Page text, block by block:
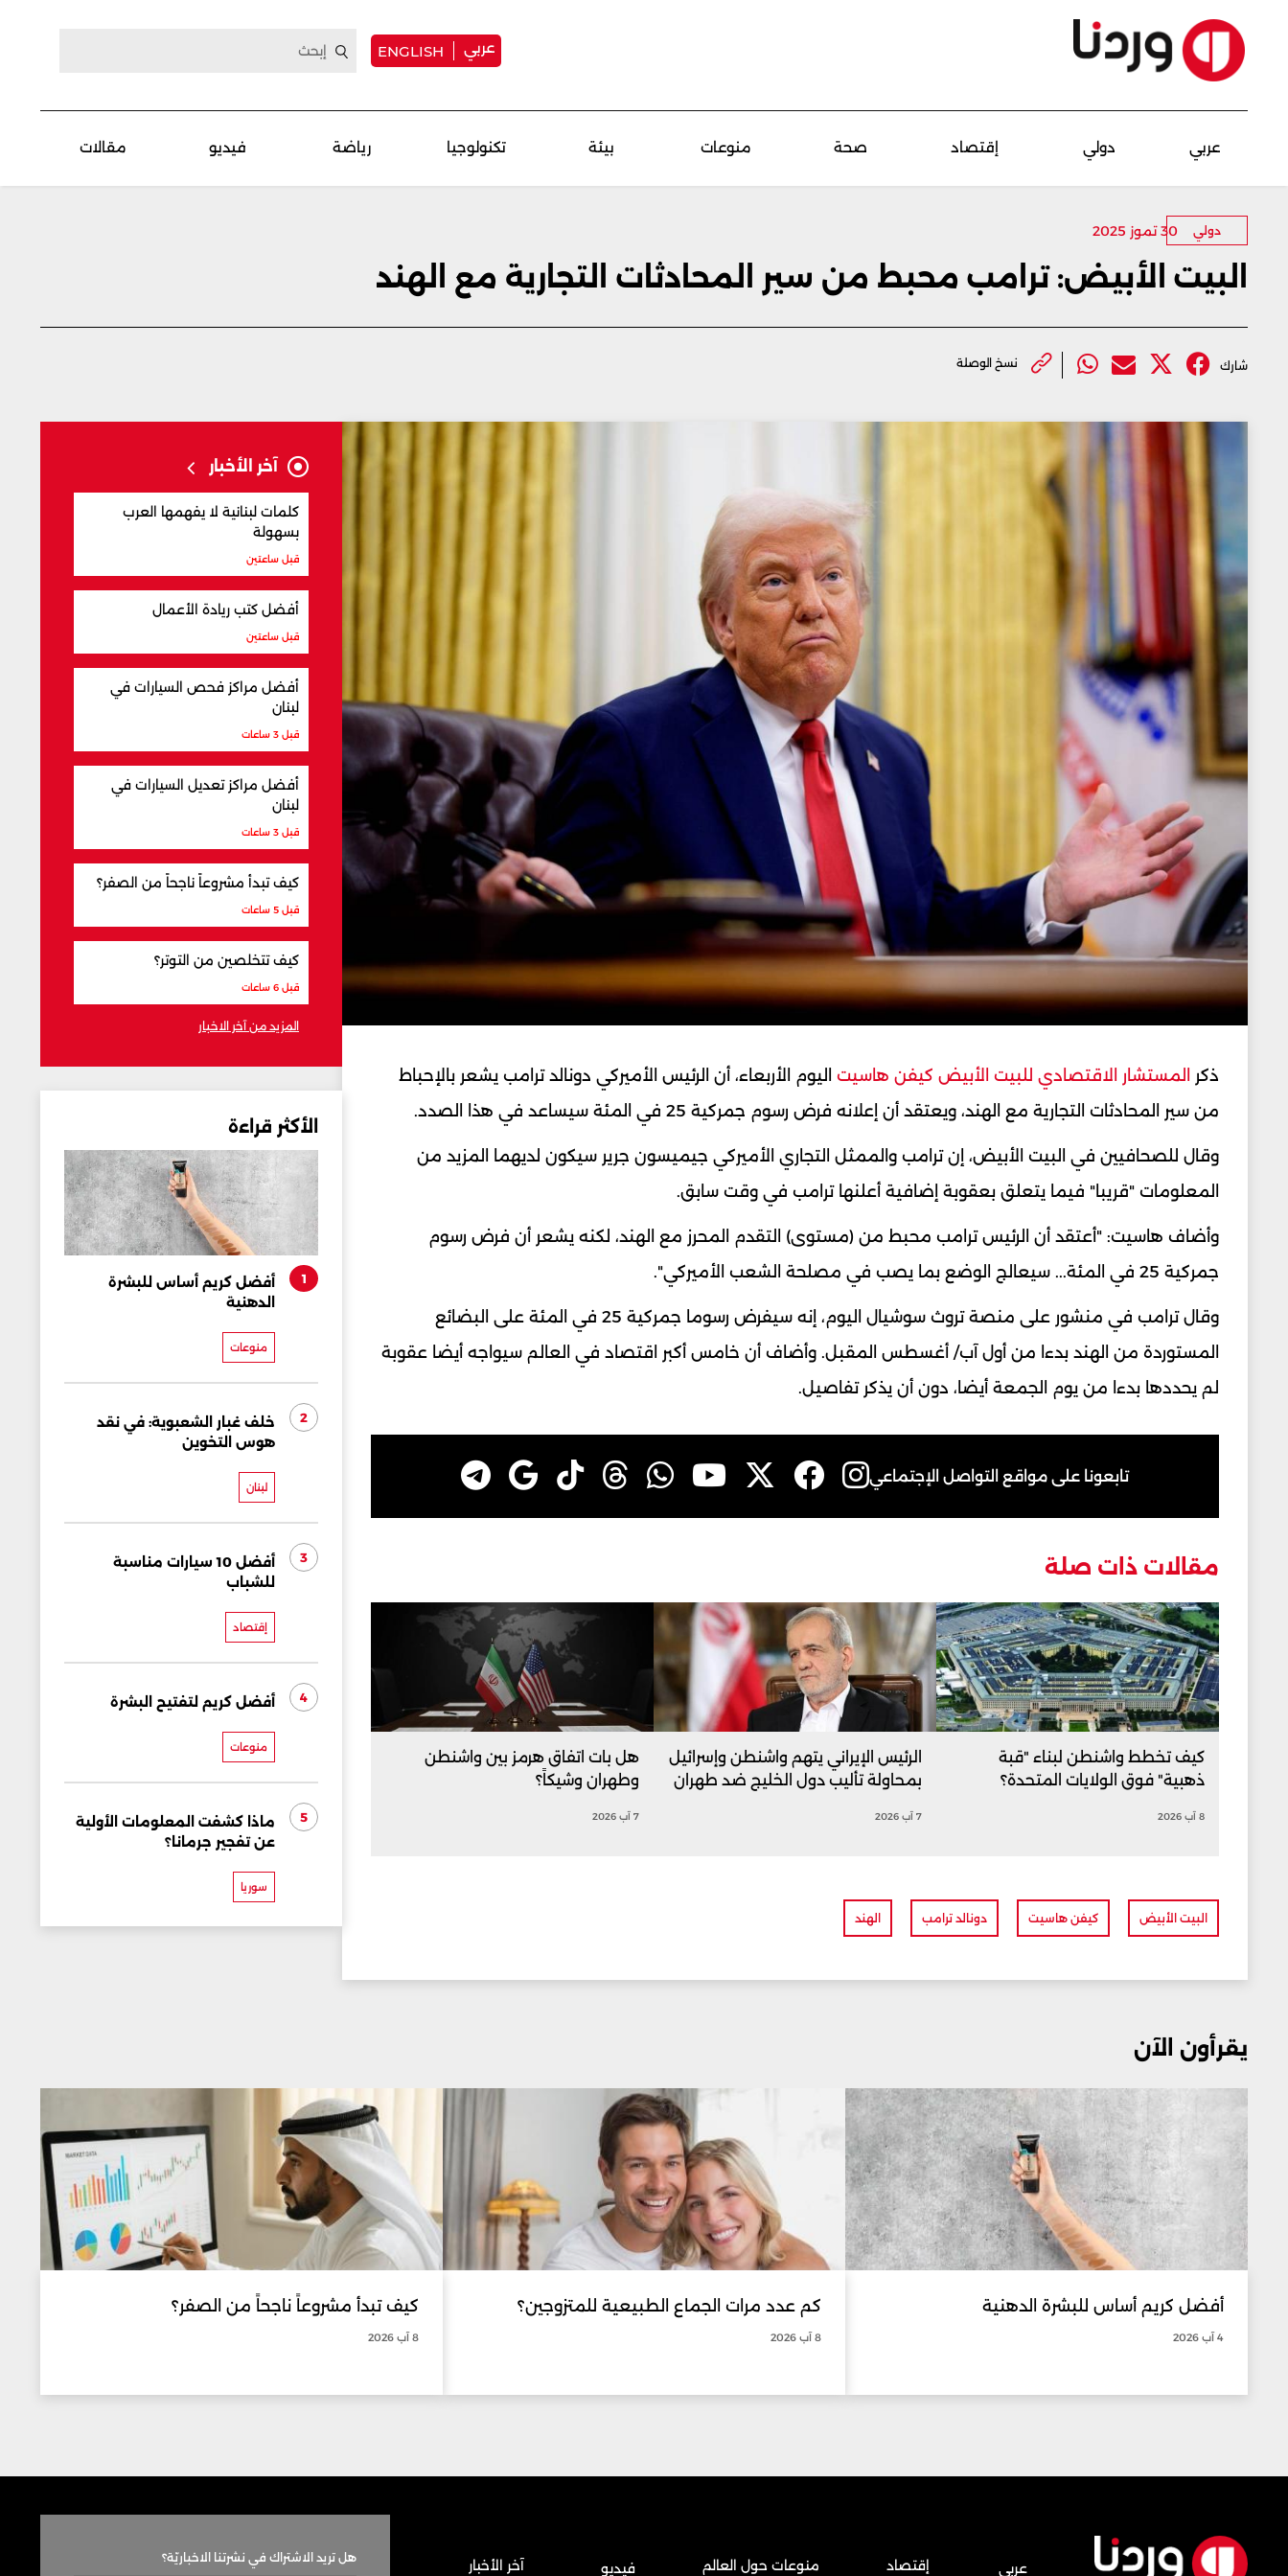
عربي ENGLISH
عربي دولي إقتصاد صحة منوعات بيئة تكنولوجيا رياضة فيديو مقالات
دولي 30 تموز 2025
البيت الأبيض: ترامب محبط من سير المحادثات التجارية مع الهند
شارك نسخ الوصلة
ذكر المستشار الاقتصادي للبيت الأبيض كيفن هاسيت اليوم الأربعاء، أن الرئيس الأميركي دونالد ترامب يشعر بالإحباط
من سير المحادثات التجارية مع الهند، ويعتقد أن إعلانه فرض رسوم جمركية 25 في المئة سيساعد في هذا الصدد.
وقال للصحافيين في البيت الأبيض، إن ترامب والممثل التجاري الأميركي جيميسون جرير سيكون لديهما المزيد من
المعلومات "قريبا" فيما يتعلق بعقوبة إضافية أعلنها ترامب في وقت سابق.
وأضاف هاسيت: "أعتقد أن الرئيس ترامب محبط من (مستوى) التقدم المحرز مع الهند، لكنه يشعر أن فرض رسوم
جمركية 25 في المئة... سيعالج الوضع بما يصب في مصلحة الشعب الأميركي".
وقال ترامب في منشور على منصة تروث سوشيال اليوم، إنه سيفرض رسوما جمركية 25 في المئة على البضائع
المستوردة من الهند بدءا من أول آب/ أغسطس المقبل. وأضاف أن خامس أكبر اقتصاد في العالم سيواجه أيضا عقوبة
لم يحددها بدءا من يوم الجمعة أيضا، دون أن يذكر تفاصيل.
تابعونا على مواقع التواصل الإجتماعي
مقالات ذات صلة
كيف تخطط واشنطن لبناء "قبة
ذهبية" فوق الولايات المتحدة؟
8 آب 2026
الرئيس الإيراني يتهم واشنطن وإسرائيل
بمحاولة تأليب دول الخليج ضد طهران
7 آب 2026
هل بات اتفاق هرمز بين واشنطن
وطهران وشيكاً؟
7 آب 2026
البيت الأبيض كيفن هاسيت دونالد ترامب الهند
آخر الأخبار
كلمات لبنانية لا يفهمها العرب
بسهولة
قبل ساعتين
أفضل كتب ريادة الأعمال
قبل ساعتين
أفضل مراكز فحص السيارات في
لبنان
قبل 3 ساعات
أفضل مراكز تعديل السيارات في
لبنان
قبل 3 ساعات
كيف تبدأ مشروعاً ناجحاً من الصفر؟
قبل 5 ساعات
كيف تتخلصين من التوتر؟
قبل 6 ساعات
المزيد من آخر الاخبار
الأكثر قراءة
1
أفضل كريم أساس للبشرة
الدهنية
منوعات
2
خلف غبار الشعبوية: في نقد
هوس التخوين
لبنان
3
أفضل 10 سيارات مناسبة
للشباب
إقتصاد
4 أفضل كريم لتفتيح البشرة
منوعات
5
ماذا كشفت المعلومات الأولية
عن تفجير جرمانا؟
سوريا
يقرأون الآن
أفضل كريم أساس للبشرة الدهنية
4 آب 2026
كم عدد مرات الجماع الطبيعية للمتزوجين؟
8 آب 2026
كيف تبدأ مشروعاً ناجحاً من الصفر؟
8 آب 2026
عربي إقتصاد منوعات حول العالم فيديو آخر الأخبار هل تريد الاشتراك في نشرتنا الاخباريّة؟